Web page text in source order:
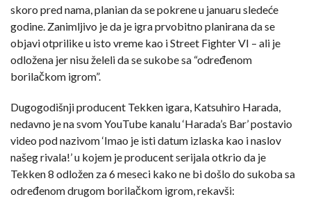
skoro pred nama, planian da se pokrene u januaru sledeće
godine. Zanimljivo je da je igra prvobitno planirana da se
objavi otprilike u isto vreme kao i Street Fighter VI – ali je
odložena jer nisu želeli da se sukobe sa “određenom
borilačkom igrom”.
Dugogodišnji producent Tekken igara, Katsuhiro Harada,
nedavno je na svom YouTube kanalu ‘Harada’s Bar’ postavio
video pod nazivom ‘Imao je isti datum izlaska kao i naslov
našeg rivala!’ u kojem je producent serijala otkrio da je
Tekken 8 odložen za 6 meseci kako ne bi došlo do sukoba sa
određenom drugom borilačkom igrom, rekavši: